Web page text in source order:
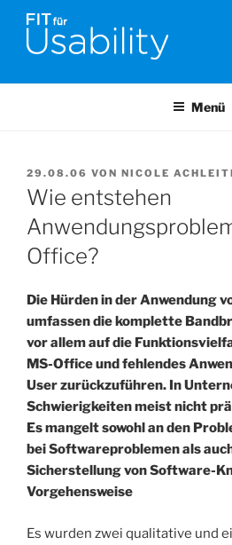
Zum
Inhalt
springen
FIT FÜR
Menü
VERÖFFENTLICHT
AM
29.08.06 VON NICOLE
Wie entstehen
Office?
Die Hürden in der Anwendung
umfassen die komplette
vor allem auf die
MS-Office und fehlendes
User zurückzuführen. In
Schwierigkeiten meist nicht
Es mangelt sowohl an den
bei Softwareproblemen als
Sicherstellung von Software-
Vorgehensweise
Es wurden zwei qualitative und